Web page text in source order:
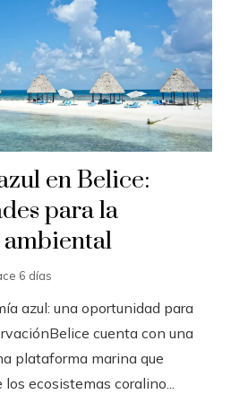
en Belice:
para la
6 días
azul: una oportunidad para
cuenta con una
plataforma marina que
los ecosistemas coralino...